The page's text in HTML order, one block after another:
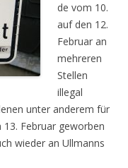
de vom 10.
auf den 12.
Februar an
mehreren
Stellen
illegal
unter anderem für
Februar geworben
wieder an Ullmanns